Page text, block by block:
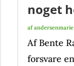
noget
afandersenmarie
Af Bente
forsvare